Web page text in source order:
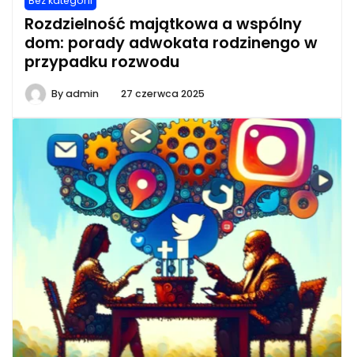
Rozdzielność majątkowa a wspólny
dom: porady adwokata rodzinengo w
przypadku rozwodu
Byadmin 27 czerwca 2025